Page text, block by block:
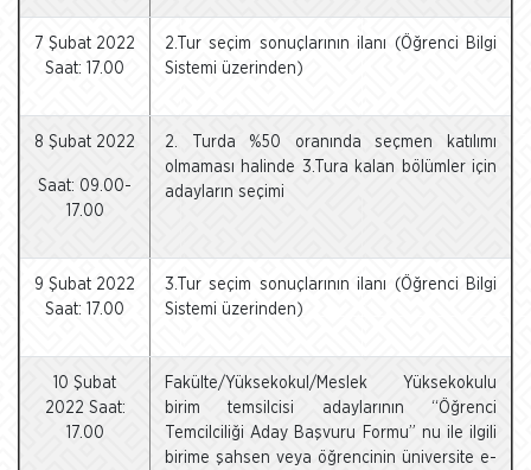
7 Şubat 2022
Saat: 17.00
2.Tur seçim sonuçlarının ilanı (Öğrenci Bilgi
Sistemi üzerinden)
8 Şubat 2022
Saat: 09.00-
17.00
2. Turda %50 oranında seçmen katılımı
olmaması halinde 3.Tura kalan bölümler için
adayların seçimi
9 Şubat 2022
Saat: 17.00
3.Tur seçim sonuçlarının ilanı (Öğrenci Bilgi
Sistemi üzerinden)
10 Şubat
2022 Saat:
17.00
Fakülte/Yüksekokul/Meslek Yüksekokulu
birim temsilcisi adaylarının “Öğrenci
Temcilciliği Aday Başvuru Formu” nu ile ilgili
birime şahsen veya öğrencinin üniversite e-